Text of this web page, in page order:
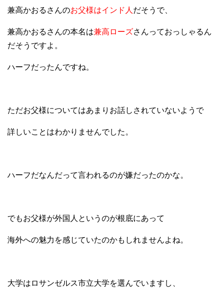
兼高かおるさんのお父様はインド人 だそうで、
兼高かおるさんの本名は兼高ローズさんっておっしゃるん
だそうですよ。
ハーフだったんですね。
ただお父様についてはあまりお話しされていないようで
詳しいことはわかりませんでした。
ハーフだなんだって言われるのが嫌だったのかな。
でもお父様が外国人というのが根底にあって
海外への魅力を感じていたのかもしれませんよね。
大学はロサンゼルス市立大学を選んでいますし、